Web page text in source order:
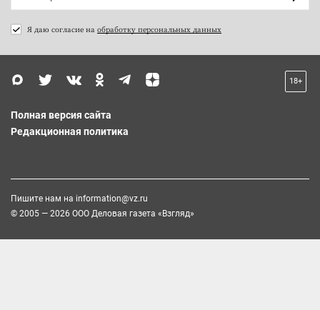
Я даю согласие на обработку персональных данных
18+
Полная версия сайта
Редакционная политика
Пишите нам на information@vz.ru
© 2005 — 2026 ООО Деловая газета «Взгляд»